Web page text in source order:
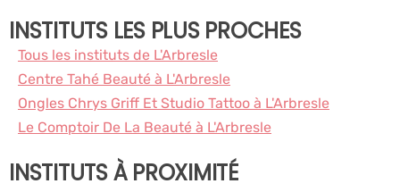
INSTITUTS LES PLUS PROCHES
Tous les instituts de L'Arbresle
Centre Tahé Beauté à L'Arbresle
Ongles Chrys Griff Et Studio Tattoo à L'Arbresle
Le Comptoir De La Beauté à L'Arbresle
INSTITUTS À PROXIMITÉ